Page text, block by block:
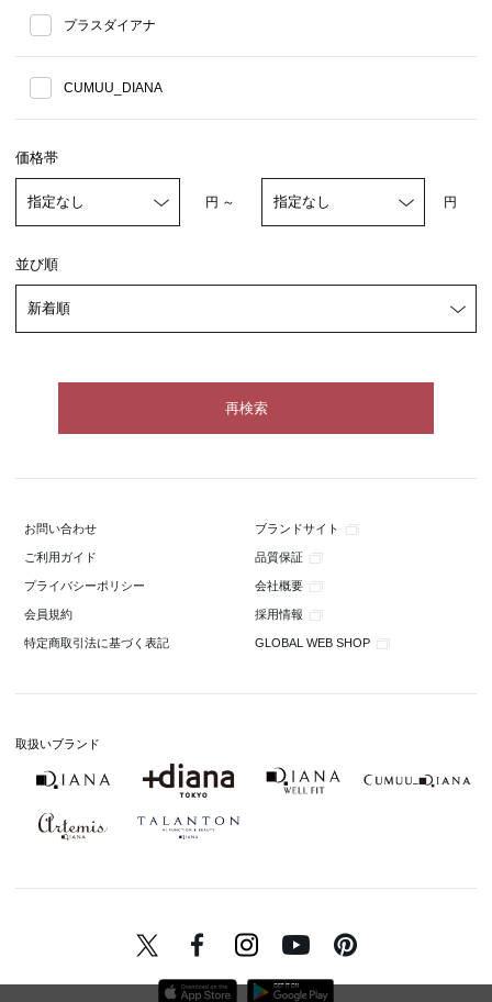
プラスダイアナ
CUMUU_DIANA
価格帯
円 ～ 円
並び順
お問い合わせ ブランドサイト
ご利用ガイド 品質保証
プライバシーポリシー 会社概要
会員規約 採用情報
特定商取引法に基づく表記 GLOBAL WEB SHOP
取扱いブランド